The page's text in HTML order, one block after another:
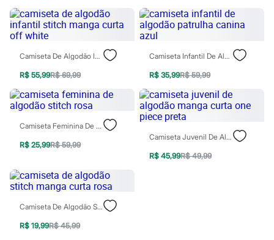
Em alta
Dia dos Pais
Inverno
Roupas
Bermudas
Camisas
Calças
Camisetas e Regatas
Casacos e Jaquetas
Jeans
Acessórios
Chapéus e Bonés
Cintos
Carteiras
Óculos
Relógios
Calçados
Camiseta De Algodão Infantil Stitch Manga Curta Off White
R$ 55,99R$ 69,99
Camiseta Infantil De Algodão Patrulha Canina Azul
R$ 35,99R$ 59,99
Camiseta Feminina De Algodão Stitch Rosa
R$ 25,99R$ 59,99
Camiseta Juvenil De Algodão Manga Curta One Piece Preta
R$ 45,99R$ 49,99
Camiseta De Algodão Stitch Manga Curta Rosa
R$ 19,99R$ 45,99